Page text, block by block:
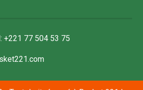
+221 77 504 53 75